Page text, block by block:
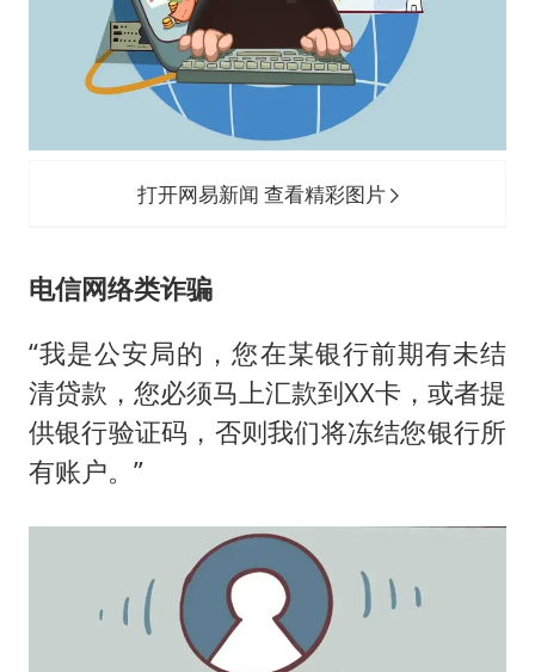
打开网易新闻 查看精彩图片
电信网络类诈骗
“我是公安局的，您在某银行前期有未结
清贷款，您必须马上汇款到XX卡，或者提
供银行验证码，否则我们将冻结您银行所
有账户。”